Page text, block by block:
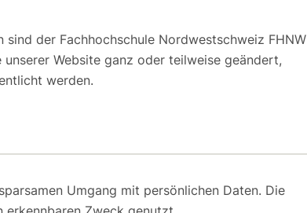
der Fachhochschule Nordwestschweiz FHNW
Website ganz oder teilweise geändert,
werden.
Umgang mit persönlichen Daten. Die